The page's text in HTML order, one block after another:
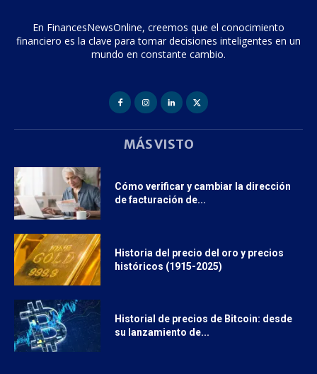
En FinancesNewsOnline, creemos que el conocimiento
financiero es la clave para tomar decisiones inteligentes en un
mundo en constante cambio.
MÁS VISTO
Cómo verificar y cambiar la dirección
de facturación de...
Historia del precio del oro y precios
históricos (1915-2025)
Historial de precios de Bitcoin: desde
su lanzamiento de...